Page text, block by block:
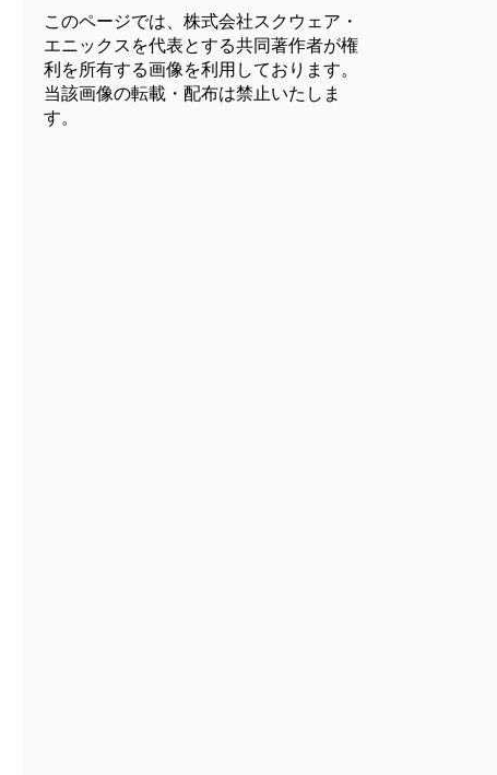
このページでは、株式会社スクウェア・
エニックスを代表とする共同著作者が権
利を所有する画像を利用しております。
当該画像の転載・配布は禁止いたしま
す。